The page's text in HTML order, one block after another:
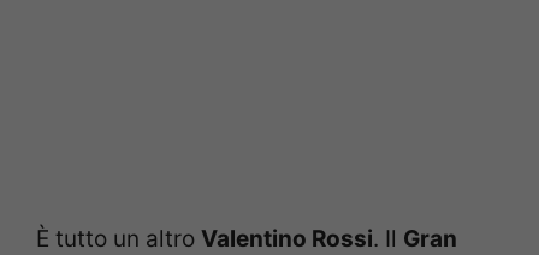
È tutto un altro Valentino Rossi. Il Gran